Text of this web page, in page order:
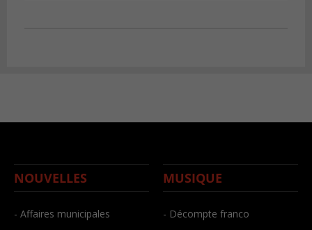
NOUVELLES
- Affaires municipales
MUSIQUE
- Décompte franco